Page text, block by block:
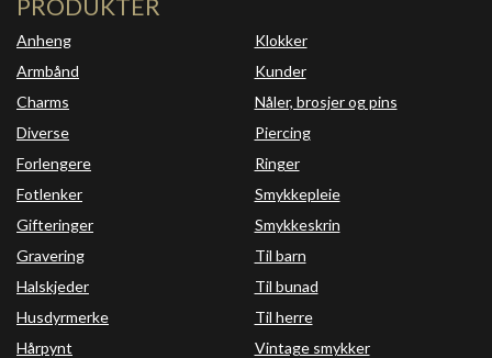
PRODUKTER
Anheng
Armbånd
Charms
Diverse
Forlengere
Fotlenker
Gifteringer
Gravering
Halskjeder
Husdyrmerke
Hårpynt
Klokker
Kunder
Nåler, brosjer og pins
Piercing
Ringer
Smykkepleie
Smykkeskrin
Til barn
Til bunad
Til herre
Vintage smykker